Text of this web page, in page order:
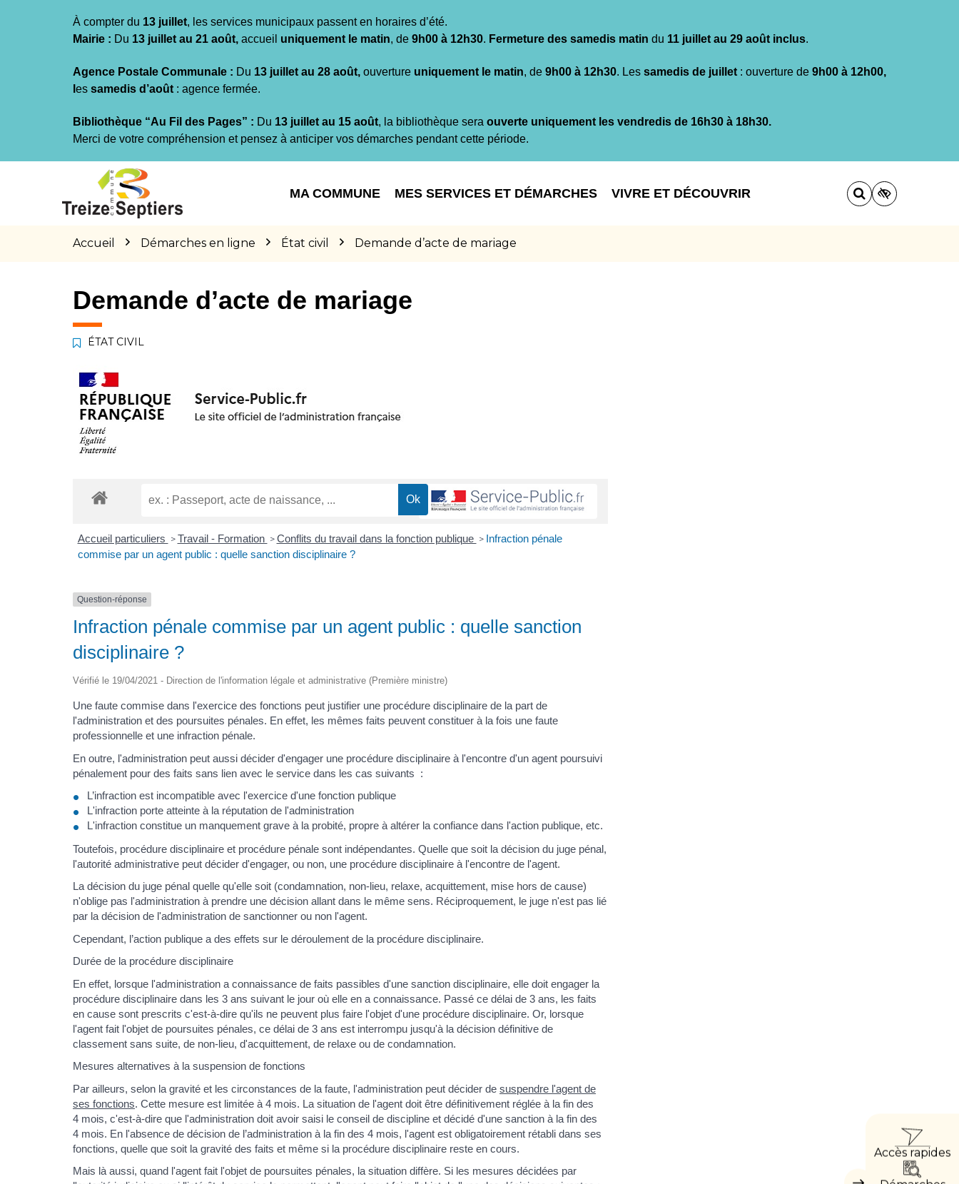
À compter du 13 juillet, les services municipaux passent en horaires d’été.
Mairie : Du 13 juillet au 21 août, accueil uniquement le matin, de 9h00 à 12h30. Fermeture des samedis matin du 11 juillet au 29 août inclus.
Agence Postale Communale : Du 13 juillet au 28 août, ouverture uniquement le matin, de 9h00 à 12h30. Les samedis de juillet : ouverture de 9h00 à 12h00,
es samedis d’août : agence fermée.
Bibliothèque “Au Fil des Pages” : Du 13 juillet au 15 août, la bibliothèque sera ouverte uniquement les vendredis de 16h30 à 18h30.
Merci de votre compréhension et pensez à anticiper vos démarches pendant cette période.
MA COMMUNE MES SERVICES ET DÉMARCHES VIVRE ET DÉCOUVRIR
Accueil Démarches en ligne État civil Demande d’acte de mariage
Accès rapides
Demande d’acte de mariage
ÉTAT CIVIL
Accueil particuliers > Travail - Formation > Conflits du travail dans la fonction publique > Infraction pénale
commise par un agent public : quelle sanction disciplinaire ?
Question-réponse
Infraction pénale commise par un agent public : quelle sanction
disciplinaire ?
Vérifié le 19/04/2021 - Direction de l'information légale et administrative (Première ministre)
Une faute commise dans l'exercice des fonctions peut justifier une procédure disciplinaire de la part de
l'administration et des poursuites pénales. En effet, les mêmes faits peuvent constituer à la fois une faute
professionnelle et une infraction pénale.
En outre, l'administration peut aussi décider d'engager une procédure disciplinaire à l'encontre d'un agent poursuivi
pénalement pour des faits sans lien avec le service dans les cas suivants :
L’infraction est incompatible avec l'exercice d'une fonction publique
L'infraction porte atteinte à la réputation de l'administration
L'infraction constitue un manquement grave à la probité, propre à altérer la confiance dans l'action publique, etc.
Toutefois, procédure disciplinaire et procédure pénale sont indépendantes. Quelle que soit la décision du juge pénal,
l'autorité administrative peut décider d'engager, ou non, une procédure disciplinaire à l'encontre de l'agent.
La décision du juge pénal quelle qu'elle soit (condamnation, non-lieu, relaxe, acquittement, mise hors de cause)
n'oblige pas l'administration à prendre une décision allant dans le même sens. Réciproquement, le juge n'est pas lié
par la décision de l'administration de sanctionner ou non l'agent.
Cependant, l’action publique a des effets sur le déroulement de la procédure disciplinaire.
Durée de la procédure disciplinaire
En effet, lorsque l'administration a connaissance de faits passibles d'une sanction disciplinaire, elle doit engager la
procédure disciplinaire dans les 3 ans suivant le jour où elle en a connaissance. Passé ce délai de 3 ans, les faits
en cause sont prescrits c'est-à-dire qu'ils ne peuvent plus faire l'objet d'une procédure disciplinaire. Or, lorsque
l'agent fait l'objet de poursuites pénales, ce délai de 3 ans est interrompu jusqu'à la décision définitive de
classement sans suite, de non-lieu, d'acquittement, de relaxe ou de condamnation.
Mesures alternatives à la suspension de fonctions
Par ailleurs, selon la gravité et les circonstances de la faute, l'administration peut décider de suspendre l'agent de
ses fonctions. Cette mesure est limitée à 4 mois. La situation de l'agent doit être définitivement réglée à la fin des
4 mois, c'est-à-dire que l'administration doit avoir saisi le conseil de discipline et décidé d'une sanction à la fin des
4 mois. En l'absence de décision de l’administration à la fin des 4 mois, l'agent est obligatoirement rétabli dans ses
fonctions, quelle que soit la gravité des faits et même si la procédure disciplinaire reste en cours.
Mais là aussi, quand l'agent fait l'objet de poursuites pénales, la situation diffère. Si les mesures décidées par